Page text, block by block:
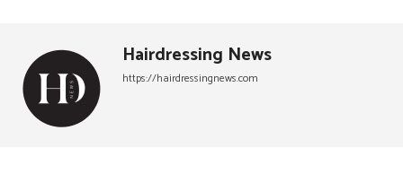
Hairdressing News
https://hairdressingnews.com